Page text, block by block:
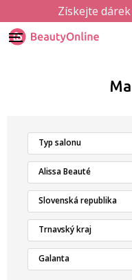
Získejte dárek
Typ salonu
Alissa Beauté
Slovenská republika
Trnavský kraj
Galanta